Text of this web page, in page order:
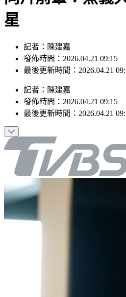
同片前輩：煮義
星
記者：陳建嘉
發佈時間：2026.04.21 09:15
記者：陳建嘉
發佈時間：2026.04.21 09:15